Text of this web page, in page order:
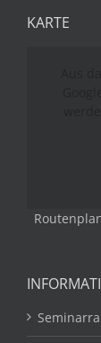
KARTE